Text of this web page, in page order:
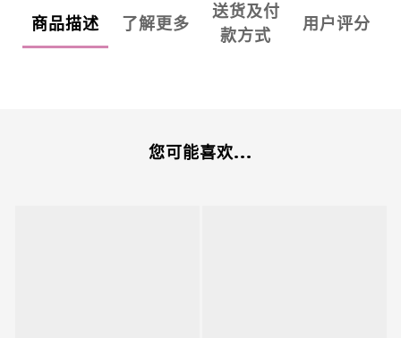
商品描述 了解更多
送货及付
款方式
用户评分
您可能喜欢...